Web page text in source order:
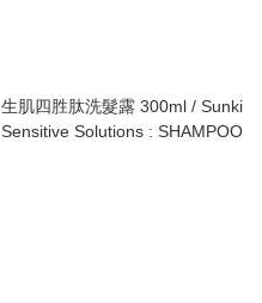
生肌四胜肽洗髮露 300ml / Sunki
Sensitive Solutions : SHAMPOO